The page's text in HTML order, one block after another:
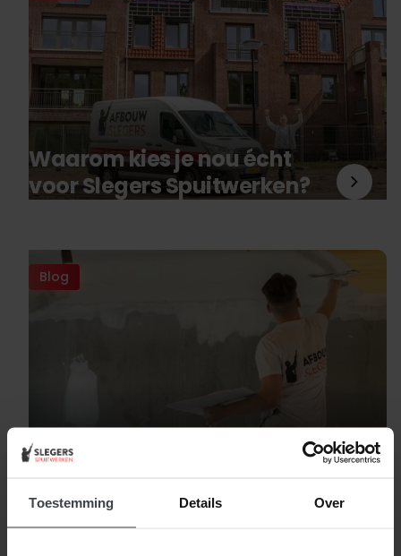
Toestemming Details Over
Waarom kies je nou écht
voor Slegers Spuitwerken?
Blog